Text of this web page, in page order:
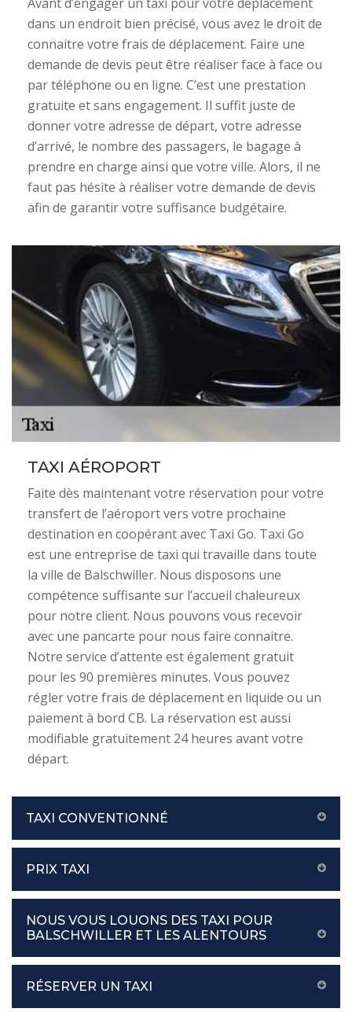
dans un endroit bien précisé, vous avez le droit de
connaitre votre frais de déplacement. Faire une
demande de devis peut être réaliser face à face ou
par téléphone ou en ligne. C’est une prestation
gratuite et sans engagement. Il suffit juste de
donner votre adresse de départ, votre adresse
d’arrivé, le nombre des passagers, le bagage à
prendre en charge ainsi que votre ville. Alors, il ne
faut pas hésite à réaliser votre demande de devis
afin de garantir votre suffisance budgétaire.
TAXI AÉROPORT
Faite dès maintenant votre réservation pour votre
transfert de l’aéroport vers votre prochaine
destination en coopérant avec Taxi Go. Taxi Go
est une entreprise de taxi qui travaille dans toute
la ville de Balschwiller. Nous disposons une
compétence suffisante sur l’accueil chaleureux
pour notre client. Nous pouvons vous recevoir
avec une pancarte pour nous faire connaitre.
Notre service d’attente est également gratuit
pour les 90 premières minutes. Vous pouvez
régler votre frais de déplacement en liquide ou un
paiement à bord CB. La réservation est aussi
modifiable gratuitement 24 heures avant votre
départ.
TAXI CONVENTIONNÉ
PRIX TAXI
NOUS VOUS LOUONS DES TAXI POUR
BALSCHWILLER ET LES ALENTOURS
RÉSERVER UN TAXI